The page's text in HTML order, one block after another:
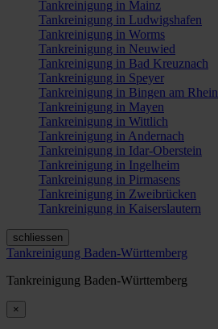
Tankreinigung in Mainz
Tankreinigung in Ludwigshafen
Tankreinigung in Worms
Tankreinigung in Neuwied
Tankreinigung in Bad Kreuznach
Tankreinigung in Speyer
Tankreinigung in Bingen am Rhein
Tankreinigung in Mayen
Tankreinigung in Wittlich
Tankreinigung in Andernach
Tankreinigung in Idar-Oberstein
Tankreinigung in Ingelheim
Tankreinigung in Pirmasens
Tankreinigung in Zweibrücken
Tankreinigung in Kaiserslautern
schliessen
Tankreinigung Baden-Württemberg
Tankreinigung Baden-Württemberg
×